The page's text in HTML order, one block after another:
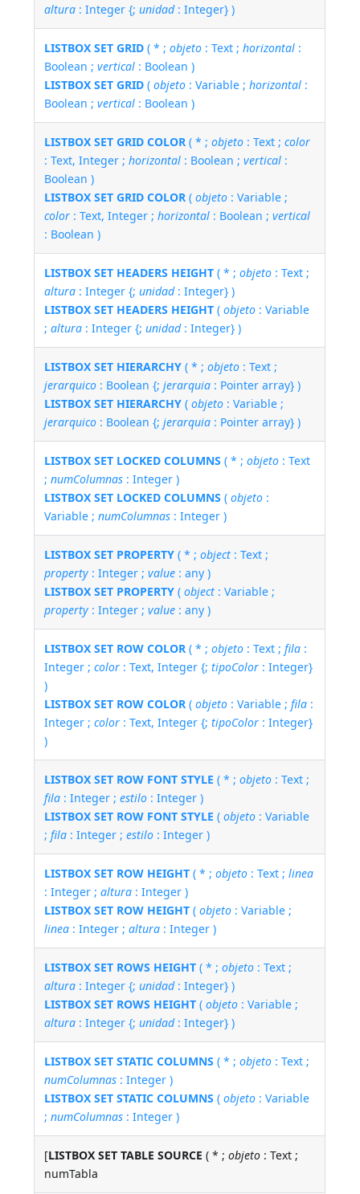
altura : Integer {;unidad: Integer} )
LISTBOX SET GRID ( * ;objeto : Text ;horizontal :
Boolean ;vertical : Boolean )
LISTBOX SET GRID (objeto : Variable ;horizontal :
Boolean ;vertical : Boolean )
LISTBOX SET GRID COLOR ( * ;objeto : Text ;color
: Text, Integer ;horizontal : Boolean ;vertical :
Boolean )
LISTBOX SET GRID COLOR (objeto : Variable ;
color : Text, Integer ;horizontal : Boolean ;vertical
: Boolean )
LISTBOX SET HEADERS HEIGHT ( * ;objeto : Text ;
altura : Integer {;unidad: Integer} )
LISTBOX SET HEADERS HEIGHT (objeto : Variable
;altura : Integer {;unidad: Integer} )
LISTBOX SET HIERARCHY ( * ;objeto : Text ;
jerarquico : Boolean {;jerarquia : Pointer array} )
LISTBOX SET HIERARCHY (objeto : Variable ;
jerarquico : Boolean {;jerarquia : Pointer array} )
LISTBOX SET LOCKED COLUMNS ( * ;objeto : Text
;numColumnas : Integer )
LISTBOX SET LOCKED COLUMNS (objeto :
Variable ;numColumnas : Integer )
LISTBOX SET PROPERTY ( * ;object : Text ;
property : Integer ;value : any )
LISTBOX SET PROPERTY (object : Variable ;
property : Integer ;value : any )
LISTBOX SET ROW COLOR ( * ;objeto : Text ;fila :
Integer ;color : Text, Integer {;tipoColor : Integer}
)
LISTBOX SET ROW COLOR (objeto : Variable ;fila :
Integer ;color : Text, Integer {;tipoColor : Integer}
)
LISTBOX SET ROW FONT STYLE ( * ;objeto : Text ;
fila : Integer ;estilo : Integer )
LISTBOX SET ROW FONT STYLE (objeto : Variable
;fila : Integer ;estilo : Integer )
LISTBOX SET ROW HEIGHT ( * ;objeto : Text ;linea
: Integer ;altura : Integer )
LISTBOX SET ROW HEIGHT (objeto : Variable ;
linea : Integer ;altura : Integer )
LISTBOX SET ROWS HEIGHT ( * ;objeto : Text ;
altura : Integer {;unidad: Integer} )
LISTBOX SET ROWS HEIGHT (objeto : Variable ;
altura : Integer {;unidad: Integer} )
LISTBOX SET STATIC COLUMNS ( * ;objeto : Text ;
numColumnas : Integer )
LISTBOX SET STATIC COLUMNS (objeto : Variable
;numColumnas : Integer )
[LISTBOX SET TABLE SOURCE ( * ;objeto : Text ;
numTabla